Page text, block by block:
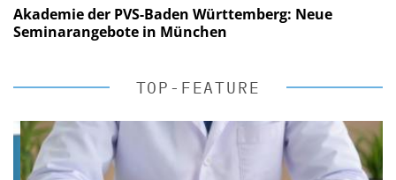
Akademie der PVS-Baden Württemberg: Neue
Seminarangebote in München
TOP-FEATURE